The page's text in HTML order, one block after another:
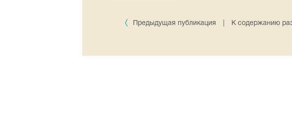
Предыдущая публикация К содержанию